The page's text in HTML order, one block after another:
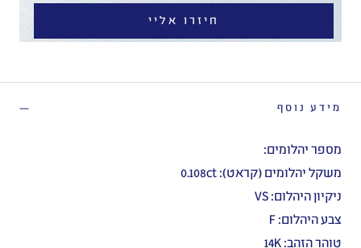
חיזרו אליי
מידע נוסף
מספר יהלומים:
משקל יהלומים (קראט): 0.108ct
ניקיון היהלום: VS
צבע היהלום: F
טוהר הזהב: 14K